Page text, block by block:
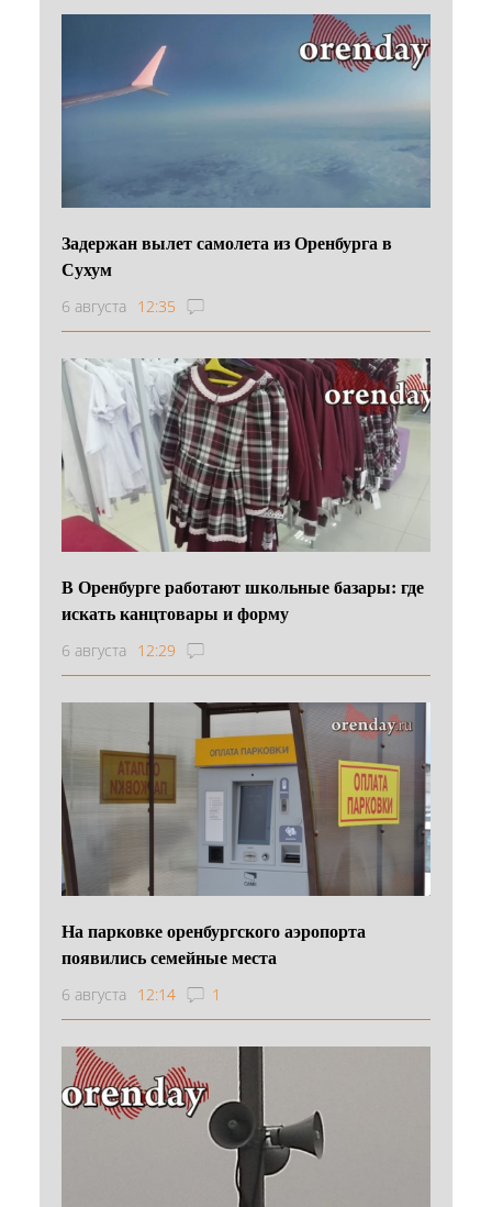
Задержан вылет самолета из Оренбурга в
Сухум
6 августа 12:35
В Оренбурге работают школьные базары: где
искать канцтовары и форму
6 августа 12:29
На парковке оренбургского аэропорта
появились семейные места
6 августа 12:14 1